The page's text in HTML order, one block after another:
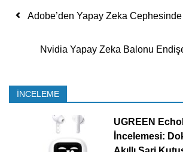
Yazı dolaşımı
Adobe’den Yapay Zeka
Nvidia Yapay Zeka Balonu
İNCELEME
UGREEN
İncelemesi: